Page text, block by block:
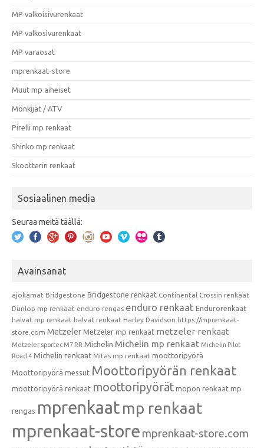
MP valkoisivurenkaat
MP valkosivurenkaat
MP varaosat
mprenkaat-store
Muut mp aiheiset
Mönkijät / ATV
Pirelli mp renkaat
Shinko mp renkaat
Skootterin renkaat
Sosiaalinen media
Seuraa meitä täällä:
Avainsanat
ajokamat Bridgestone Bridgestone renkaat Continental Crossin renkaat
Dunlop mp renkaat enduro rengas enduro renkaat Endurorenkaat
halvat mp renkaat halvat renkaat Harley Davidson https://mprenkaat-
store.com Metzeler Metzeler mp renkaat metzeler renkaat
Metzeler sportec M7 RR Michelin Michelin mp renkaat Michelin Pilot
Road 4 Michelin renkaat Mitas mp renkaat moottoripyörä
Moottoripyörä messut Moottoripyörän renkaat
moottoripyörä renkaat moottoripyörät mopon renkaat mp
rengas mprenkaat mp renkaat
mprenkaat-store mprenkaat-store.com